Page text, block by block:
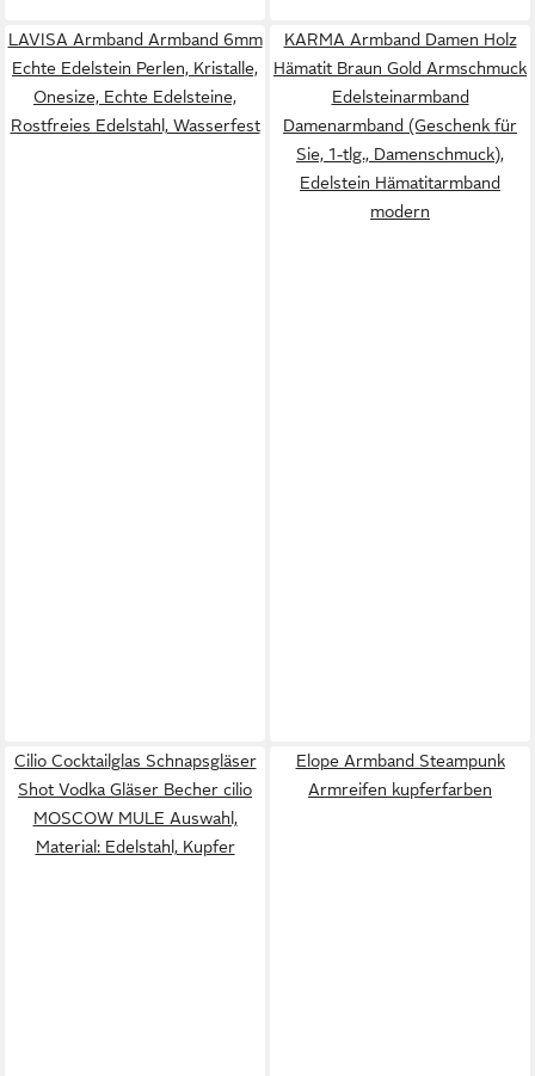
LAVISA Armband Armband 6mm
Echte Edelstein Perlen, Kristalle,
Onesize, Echte Edelsteine,
Rostfreies Edelstahl, Wasserfest
KARMA Armband Damen Holz
Hämatit Braun Gold Armschmuck
Edelsteinarmband
Damenarmband (Geschenk für
Sie, 1-tlg., Damenschmuck),
Edelstein Hämatitarmband
modern
Cilio Cocktailglas Schnapsgläser
Shot Vodka Gläser Becher cilio
MOSCOW MULE Auswahl,
Material: Edelstahl, Kupfer
Elope Armband Steampunk
Armreifen kupferfarben